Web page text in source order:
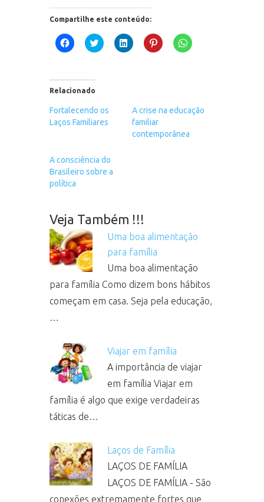
Compartilhe este conteúdo:
Clique
para
em
nova
janela)
Clique
para
Clique
para
Clique
para
Clique
para
Relacionado
Fortalecendo os
Laços Familiares
A crise na educação
familiar
contemporânea
A consciência do
Brasileiro sobre a
política
Veja Também !!!
Uma boa alimentação
para família
Uma boa alimentação
para família Como dizem bons hábitos
começam em casa. Seja pela educação,
…
Viajar em família
A importância de viajar
em família Viajar em
família é algo que exige verdadeiras
táticas de…
Laços de Família
LAÇOS DE FAMÍLIA
LAÇOS DE FAMÍLIA - São
conexões extremamente fortes que